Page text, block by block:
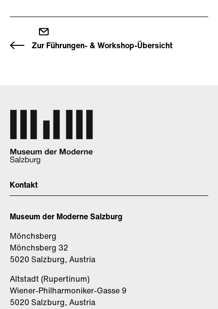
Zur Führungen- & Workshop-Übersicht
Kontakt
Museum der Moderne Salzburg
Mönchsberg
Mönchsberg 32
5020 Salzburg, Austria
Altstadt (Rupertinum)
Wiener-Philharmoniker-Gasse 9
5020 Salzburg, Austria